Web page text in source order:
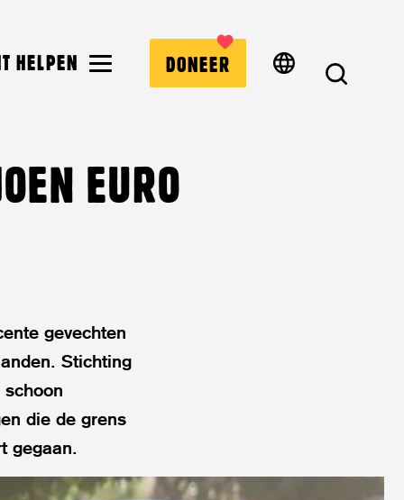
HELPEN DONEER
ZOEK
EURO
gevechten
Stichting
die de grens
gegaan.